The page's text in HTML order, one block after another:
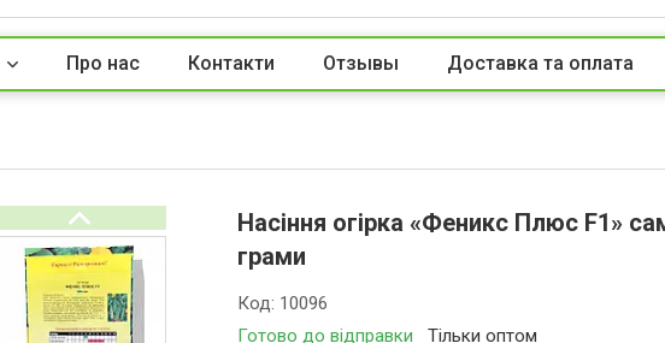
Про нас Контакти Отзывы Доставка та оплата
Насіння огірка «Феникс Плюс F1»
грами
Готово до відправки Тільки оптом
Код: 10096